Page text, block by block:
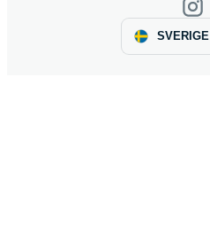
SVERIGE